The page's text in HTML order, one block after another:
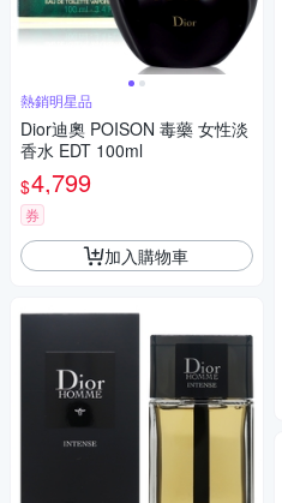
熱銷明星品
Dior迪奧 POISON 毒藥 女性淡
香水 EDT 100ml
$4,799
券
加入購物車